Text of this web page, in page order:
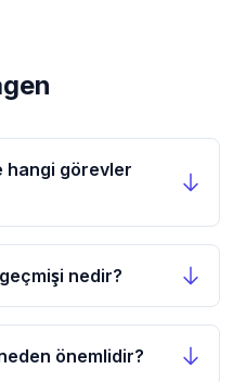
hangi görevler
nedir?
önemlidir?